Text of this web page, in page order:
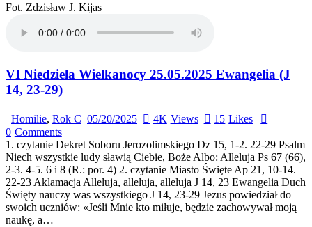
Fot. Zdzisław J. Kijas
VI Niedziela Wielkanocy 25.05.2025 Ewangelia (J
14, 23-29)
Homilie, Rok C 05/20/2025 4K Views 15 Likes
0 Comments
1. czytanie Dekret Soboru Jerozolimskiego Dz 15, 1-2. 22-29 Psalm
Niech wszystkie ludy sławią Ciebie, Boże Albo: Alleluja Ps 67 (66),
2-3. 4-5. 6 i 8 (R.: por. 4) 2. czytanie Miasto Święte Ap 21, 10-14.
22-23 Aklamacja Alleluja, alleluja, alleluja J 14, 23 Ewangelia Duch
Święty nauczy was wszystkiego J 14, 23-29 Jezus powiedział do
swoich uczniów: «Jeśli Mnie kto miłuje, będzie zachowywał moją
naukę, a…